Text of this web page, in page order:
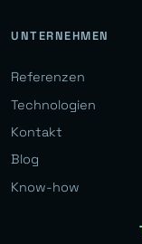
UNTERNEHMEN
Referenzen
Technologien
Kontakt
Blog
Know-how